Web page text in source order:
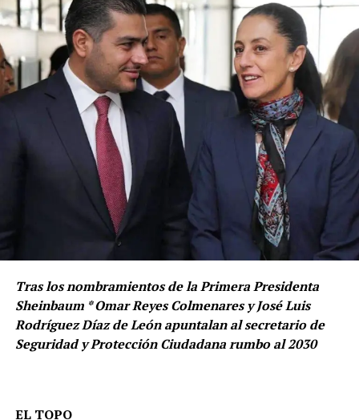
Tras los nombramientos de la Primera Presidenta
Sheinbaum * Omar Reyes Colmenares y José Luis
Rodríguez Díaz de León apuntalan al secretario de
Seguridad y Protección Ciudadana rumbo al 2030
EL TOPO